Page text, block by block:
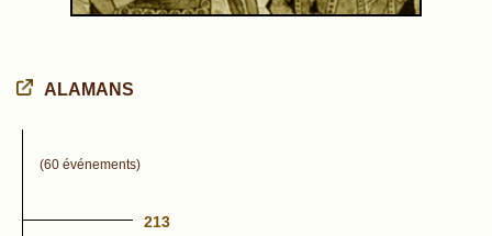
ALAMANS
(60 événements)
213